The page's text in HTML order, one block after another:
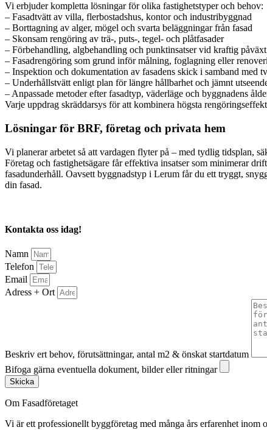
Vi erbjuder kompletta lösningar för olika fastighetstyper och behov:
– Fasadtvätt av villa, flerbostadshus, kontor och industribyggnad
– Borttagning av alger, mögel och svarta beläggningar från fasad
– Skonsam rengöring av trä-, puts-, tegel- och plåtfasader
– Förbehandling, algbehandling och punktinsatser vid kraftig påväxt
– Fasadrengöring som grund inför målning, foglagning eller
– Inspektion och dokumentation av fasadens skick i samband med
– Underhållstvätt enligt plan för längre hållbarhet och jämnt
– Anpassade metoder efter fasadtyp, väderläge och byggnadens
Varje uppdrag skräddarsys för att kombinera högsta
Lösningar för BRF, företag och privata hem
Vi planerar arbetet så att vardagen flyter på – med tydlig tidsplan,
Företag och fastighetsägare får effektiva insatser som minimerar
fasadunderhåll. Oavsett byggnadstyp i Lerum får du ett tryggt,
din fasad.
Kontakta oss idag!
Namn
Telefon
Email
Adress + Ort
Beskriv ert behov, förutsättningar, antal m2 & önskat startdatum
Bifoga gärna eventuella dokument, bilder eller ritningar
Skicka
Om Fasadföretaget
Vi är ett professionellt byggföretag med många års erfarenhet